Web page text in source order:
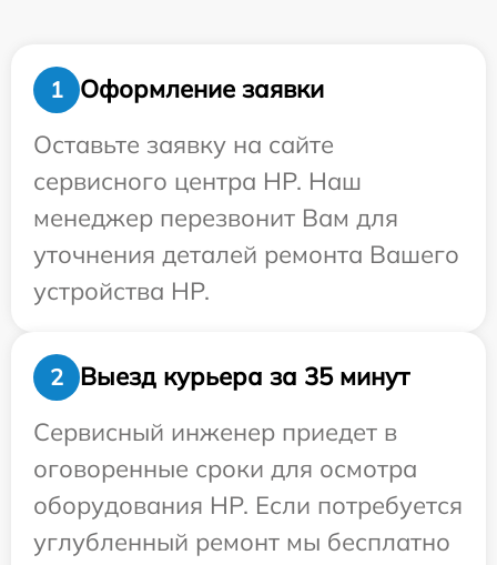
1
Оформление заявки
Оставьте заявку на сайте
сервисного центра HP. Наш
менеджер перезвонит Вам для
уточнения деталей ремонта Вашего
устройства HP.
2
Выезд курьера за 35 минут
Сервисный инженер приедет в
оговоренные сроки для осмотра
оборудования HP. Если потребуется
углубленный ремонт мы бесплатно